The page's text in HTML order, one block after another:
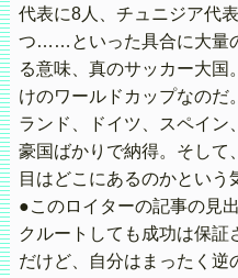
代表に8人、チュニジア代
つ……といった具合に大量
る意味、真のサッカー大国
けのワールドカップなのだ
ランド、ドイツ、スペイン
豪国ばかりで納得。そして
目はどこにあるのかという
●このロイターの記事の見
クルートしても成功は保証
だけど、自分はまったく逆